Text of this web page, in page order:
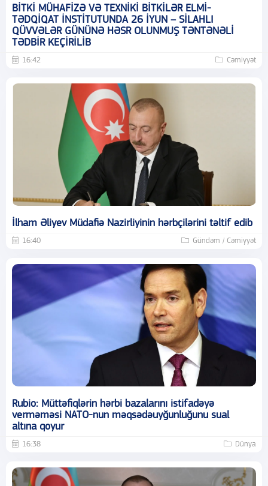
BİTKİ MÜHAFİZƏ VƏ TEXNİKİ BİTKİLƏR ELMİ-
TƏDQİQAT İNSTİTUTUNDA 26 İYUN – SİLAHLI
QÜVVƏLƏR GÜNÜNƏ HƏSR OLUNMUŞ TƏNTƏNƏLİ
TƏDBİR KEÇİRİLİB
16:42 Cəmiyyət
İlham Əliyev Müdafiə Nazirliyinin hərbçilərini təltif edib
16:40 Gündəm / Cəmiyyət
Rubio: Müttəfiqlərin hərbi bazalarını istifadəyə
verməməsi NATO-nun məqsədəuyğunluğunu sual
altına qoyur
16:38 Dünya